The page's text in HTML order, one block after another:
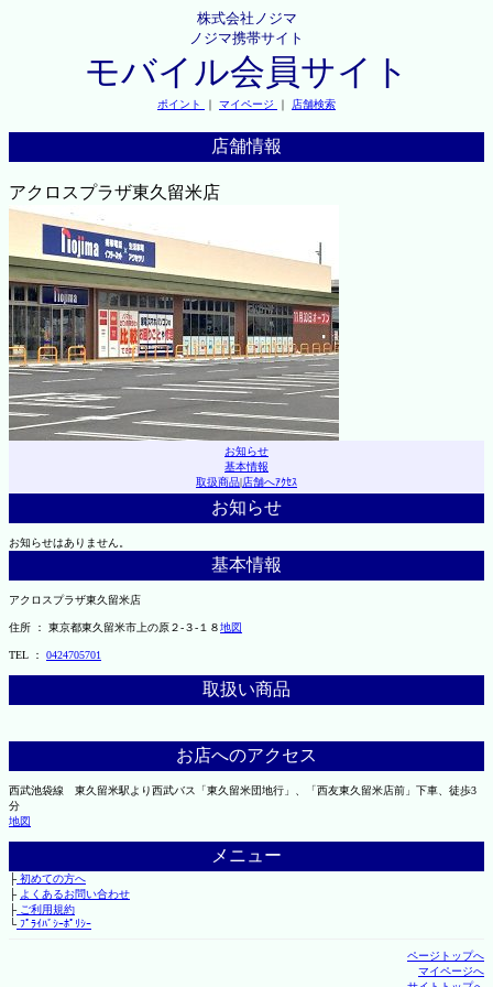
株式会社ノジマ
ノジマ携帯サイト
モバイル会員サイト
ポイント ｜ マイページ ｜ 店舗検索
店舗情報
アクロスプラザ東久留米店
お知らせ
基本情報
取扱商品|店舗へｱｸｾｽ
お知らせ
お知らせはありません。
基本情報
アクロスプラザ東久留米店
住所 ： 東京都東久留米市上の原２-３-１８地図
TEL ： 0424705701
取扱い商品
お店へのアクセス
西武池袋線 東久留米駅より西武バス「東久留米団地行」、「西友東久留米店前」下車、徒歩3
分
地図
メニュー
├初めての方へ
├ よくあるお問い合わせ
├ご利用規約
└ﾌﾟﾗｲﾊﾞｼｰﾎﾟﾘｼｰ
ページトップへ
マイページへ